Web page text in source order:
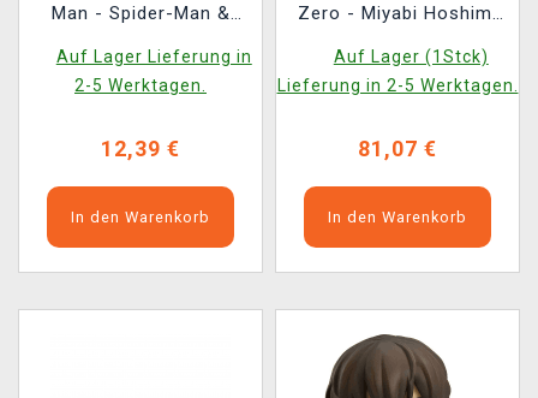
Man - Spider-Man &
Auf Lager Lieferung in
2-5 Werktagen.
12,39 €
In den Warenkorb
Zero - Miyabi Hoshimi
Auf Lager (1Stck)
Lieferung in 2-5 Werktagen.
81,07 €
In den Warenkorb